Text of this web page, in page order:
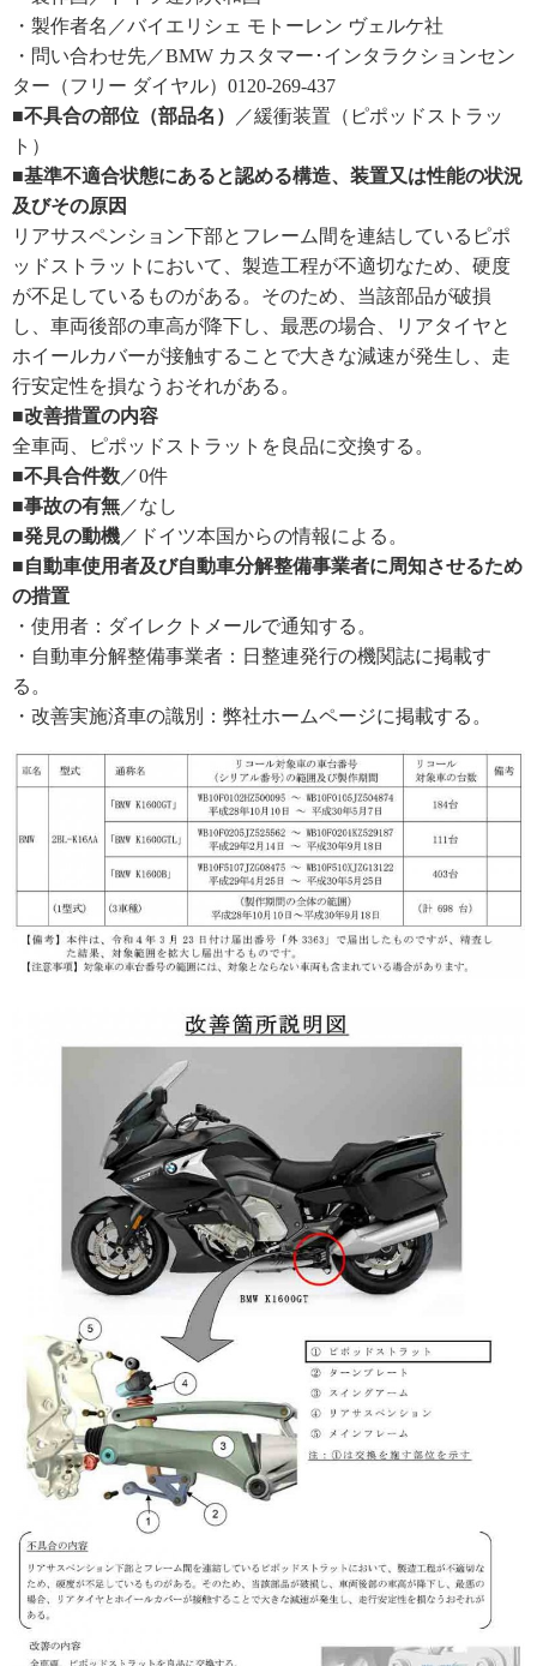
・製作者名／バイエリシェ モトーレン ヴェルケ社
・問い合わせ先／BMW カスタマー･インタラクションセン
ター（フリー ダイヤル）0120-269-437
■不具合の部位（部品名）
／緩衝装置（ピポッドストラッ
ト）
■基準不適合状態にあると認める構造、装置又は性能の状況
及びその原因
リアサスペンション下部とフレーム間を連結しているピポ
ッドストラットにおいて、製造工程が不適切なため、硬度
が不足しているものがある。そのため、当該部品が破損
し、車両後部の車高が降下し、最悪の場合、リアタイヤと
ホイールカバーが接触することで大きな減速が発生し、走
行安定性を損なうおそれがある。
■改善措置の内容
全車両、ピポッドストラットを良品に交換する。
■不具合件数／0件
■事故の有無／なし
■発見の動機／ドイツ本国からの情報による。
■自動車使用者及び自動車分解整備事業者に周知させるため
の措置
・使用者：ダイレクトメールで通知する。
・自動車分解整備事業者：日整連発行の機関誌に掲載す
る。
・改善実施済車の識別：弊社ホームページに掲載する。